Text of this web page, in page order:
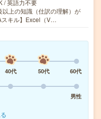
/ 英語力不要
上の知識（仕訳の理解）が
キル】Excel（V…
40代 50代
60代
男性